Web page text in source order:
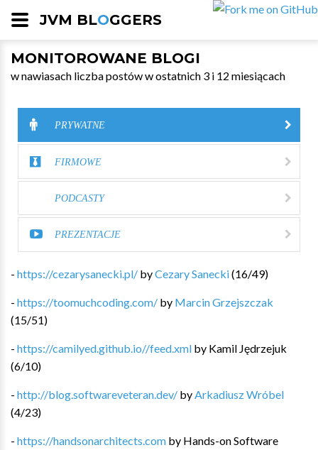
JVM BLOGGERS
MONITOROWANE BLOGI
w nawiasach liczba postów w ostatnich 3 i 12 miesiącach
PRYWATNE
FIRMOWE
PODCASTY
PREZENTACJE
- https://cezarysanecki.pl/ byCezary Sanecki(16/49)
- https://toomuchcoding.com/ by Marcin Grzejszczak
(15/51)
- https://camilyed.github.io//feed.xml by Kamil Jędrzejuk
(6/10)
- http://blog.softwareveteran.dev/ by Arkadiusz Wróbel
(4/23)
- https://handsonarchitects.com by Hands-on Software